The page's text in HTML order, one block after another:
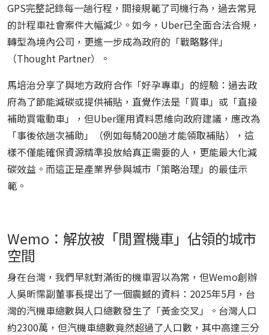
GPS完整記錄每一趟行程，間接規範了司機行為，過去常見
的計程車社會案件大幅減少。如今，Uber已全面合法合規，
轉型為境內公司，更進一步成為政府的「戰略夥伴」
（Thought Partner）。
馬培治分享了與地方政府合作「好孕專車」的經驗：過去政
府為了節能減碳或提供補貼，直覺作法是「買車」或「直接
補助買電動車」，但Uber運用資料思維向政府建議，應改為
「事後依趟次補助」（例如每騎200趟才能領取補貼），這
樣不僅能確保資源精準投放給真正需要的人，更能最大化減
碳效益。而這正是產業界參與城市「策略治理」的最佳示
範。
Wemo：解放被「閒置機車」佔領的城市
空間
身在台灣，我們早就對滿街的機車習以為常，但Wemo創辦
人吳昕霈副董事長提出了一個震撼的資料：2025年5月，台
灣的汽機車總數與人口總數發生了「黃金交叉」。台灣人口
約2300萬，但汽機車總數竟然超過了人口數，其中高達三分